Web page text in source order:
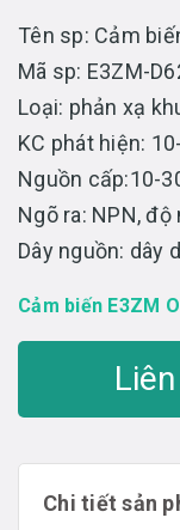
Tên sp: Cảm
Mã sp: E3ZM-
Loại: phản xạ
KC phát hiện:
Nguồn cấp:10-
Ngõ ra: NPN, độ
Dây nguồn: dây
Cảm biến E3ZM
Chi tiết sản